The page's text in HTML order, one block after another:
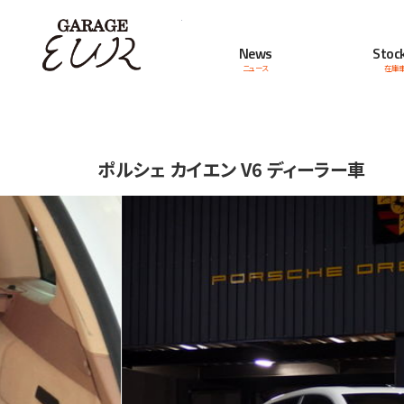
News
ニュース 在庫
ポルシェ カイエン V6 ディーラー車